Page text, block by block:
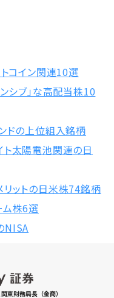
トコイン関連10選
シブ」な高配当株10
ドの上位組入銘柄
ト太陽電池関連の日
ットの日米株74銘柄
ム株6選
NISA
東財務局長（金商）